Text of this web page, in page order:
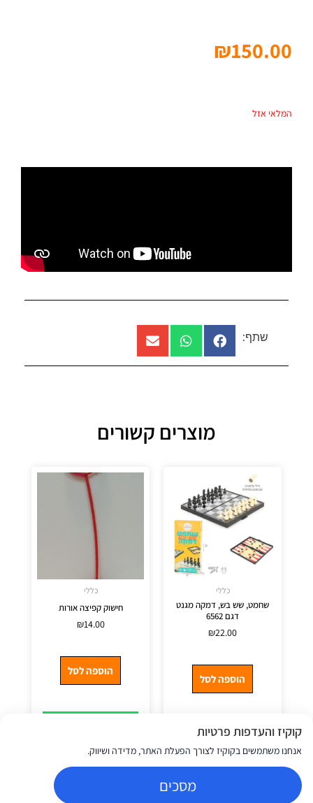
₪150.00
המלאי אזל
שתף:
מוצרים קשורים
כללי
שחמט, שש בש, דמקה מגנט
דגם 6562
₪22.00
הוספה לסל
בירור בוואטסאפ
כללי
חישוק קפיצה אורות
₪14.00
הוספה לסל
קוקיז והעדפות פרטיות
אנחנו משתמשים בקוקיז לצורך הפעלת האתר, מדידה ושיווק.
מסכים